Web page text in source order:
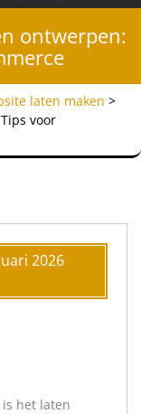
ontwerpen:
laten maken >
voor
2026
het laten